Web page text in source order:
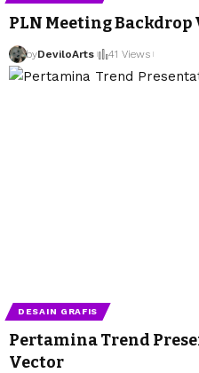
PLN Meeting Backdrop
byDeviloArts 41 Views
DESAIN GRAFIS
Pertamina Trend
Vector